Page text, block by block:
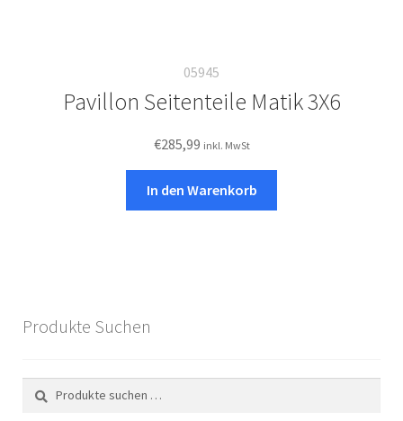
05945
Pavillon Seitenteile Matik 3X6
€285,99 inkl. MwSt
In den Warenkorb
Produkte Suchen
nach: